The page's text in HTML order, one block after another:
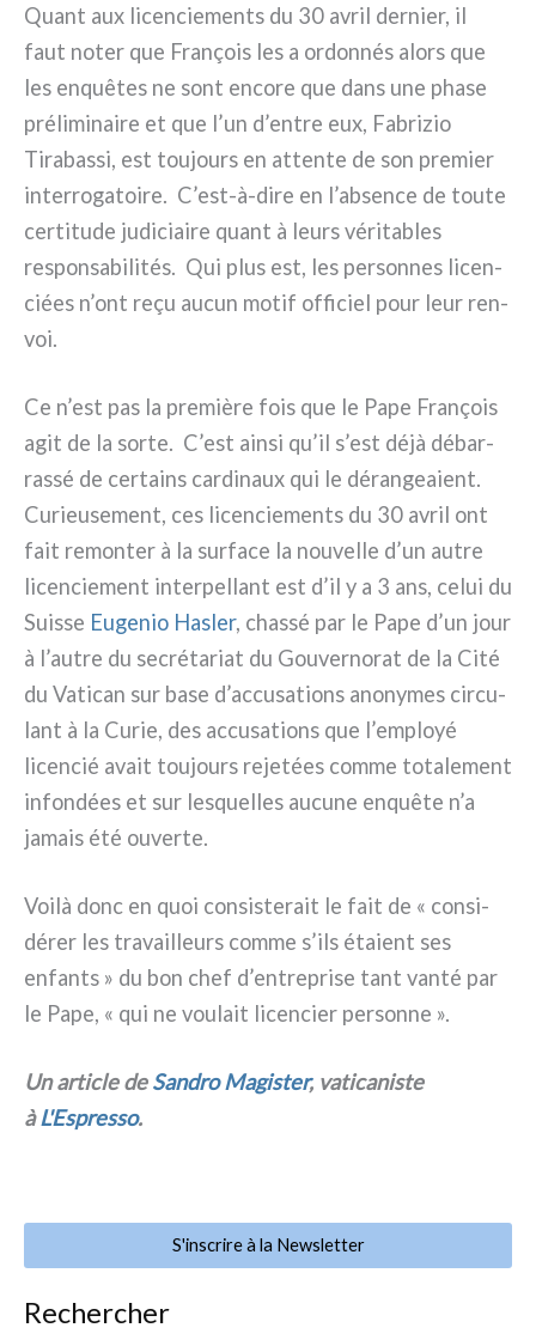
Quant aux licen­cie­men­ts du 30 avril der­nier, il
faut noter que François les a ordon­nés alors que
les enquê­tes ne sont enco­re que dans une pha­se
pré­li­mi­nai­re et que l’un d’entre eux, Fabrizio
Tirabassi, est tou­jours en atten­te de son pre­mier
inter­ro­ga­toi­re. C’est-à-dire en l’absence de tou­te
cer­ti­tu­de judi­ciai­re quant à leurs véri­ta­bles
respon­sa­bi­li­tés. Qui plus est, les per­son­nes licen­
ciées n’ont reçu aucun motif offi­ciel pour leur ren­
voi.
Ce n’est pas la pre­miè­re fois que le Pape François
agit de la sor­te. C’est ain­si qu’il s’est déjà débar­
ras­sé de cer­tains car­di­naux qui le déran­gea­ient.
Curieusement, ces licen­cie­men­ts du 30 avril ont
fait remon­ter à la sur­fa­ce la nou­vel­le d’un autre
licen­cie­ment inter­pel­lant est d’il y a 3 ans, celui du
Suisse Eugenio Hasler, chas­sé par le Pape d’un jour
à l’autre du secré­ta­riat du Gouvernorat de la Cité
du Vatican sur base d’accusations ano­ny­mes cir­cu­
lant à la Curie, des accu­sa­tions que l’employé
licen­cié avait tou­jours reje­tées com­me tota­le­ment
infon­dées et sur lesquel­les aucu­ne enquê­te n’a
jamais été ouver­te.
Voilà donc en quoi con­si­ste­rait le fait de « con­si­
dé­rer les tra­vail­leurs com­me s’ils éta­ient ses
enfan­ts » du bon chef d’entreprise tant van­té par
le Pape, « qui ne vou­lait licen­cier per­son­ne ».
Un arti­cle deSandro Magister, vati­ca­ni­ste
àL'Espresso.
S'inscrire à la Newsletter
Rechercher